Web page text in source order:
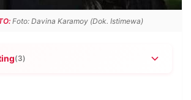
TERM
OF
Foto: Davina Karamoy (Dok. Istimewa)
(3)